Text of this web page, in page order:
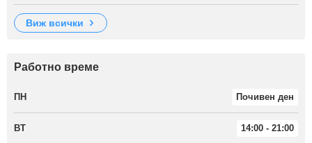
виж всички
Работно време
ПН Почивен ден
ВТ 14:00 - 21:00